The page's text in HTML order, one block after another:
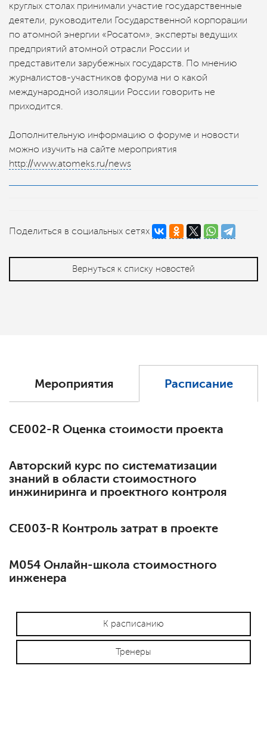
круглых столах принимали участие государственные
деятели, руководители Государственной корпорации
по атомной энергии «Росатом», эксперты ведущих
предприятий атомной отрасли России и
представители зарубежных государств. По мнению
журналистов-участников форума ни о какой
международной изоляции России говорить не
приходится.
Дополнительную информацию о форуме и новости
можно изучить на сайте мероприятия
http://www.atomeks.ru/news
Поделиться в социальных сетях
Вернуться к списку новостей
Мероприятия Расписание
СЕ002-R Оценка стоимости проекта
Авторский курс по систематизации
знаний в области стоимостного
инжиниринга и проектного контроля
СЕ003-R Контроль затрат в проекте
М054 Онлайн-школа стоимостного
инженера
К расписанию
Тренеры